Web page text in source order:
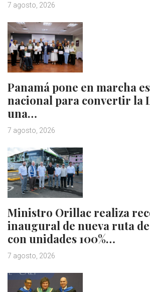
7 agosto, 2026
Panamá pone en marcha
nacional para convertir la
una…
7 agosto, 2026
Ministro Orillac realiza
inaugural de nueva ruta
con unidades 100%…
7 agosto, 2026